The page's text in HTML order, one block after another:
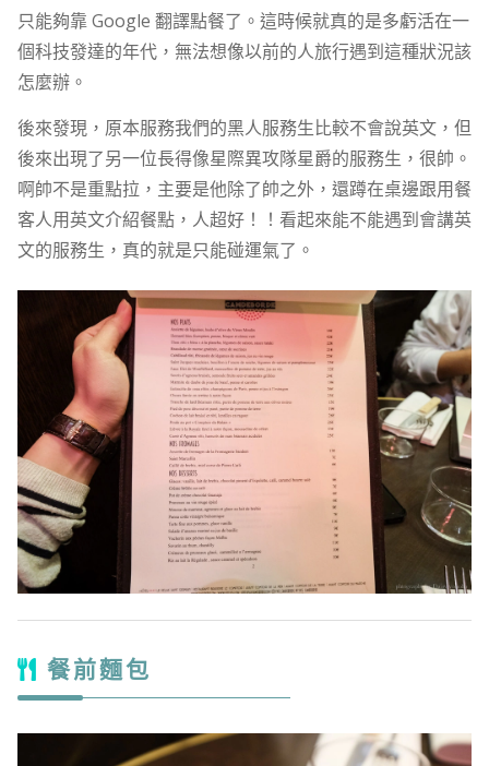
只能夠靠 Google 翻譯點餐了。這時候就真的是多虧活在一
個科技發達的年代，無法想像以前的人旅行遇到這種狀況該
怎麼辦。
後來發現，原本服務我們的黑人服務生比較不會說英文，但
後來出現了另一位長得像星際異攻隊星爵的服務生，很帥。
啊帥不是重點拉，主要是他除了帥之外，還蹲在桌邊跟用餐
客人用英文介紹餐點，人超好！！看起來能不能遇到會講英
文的服務生，真的就是只能碰運氣了。
餐前麵包